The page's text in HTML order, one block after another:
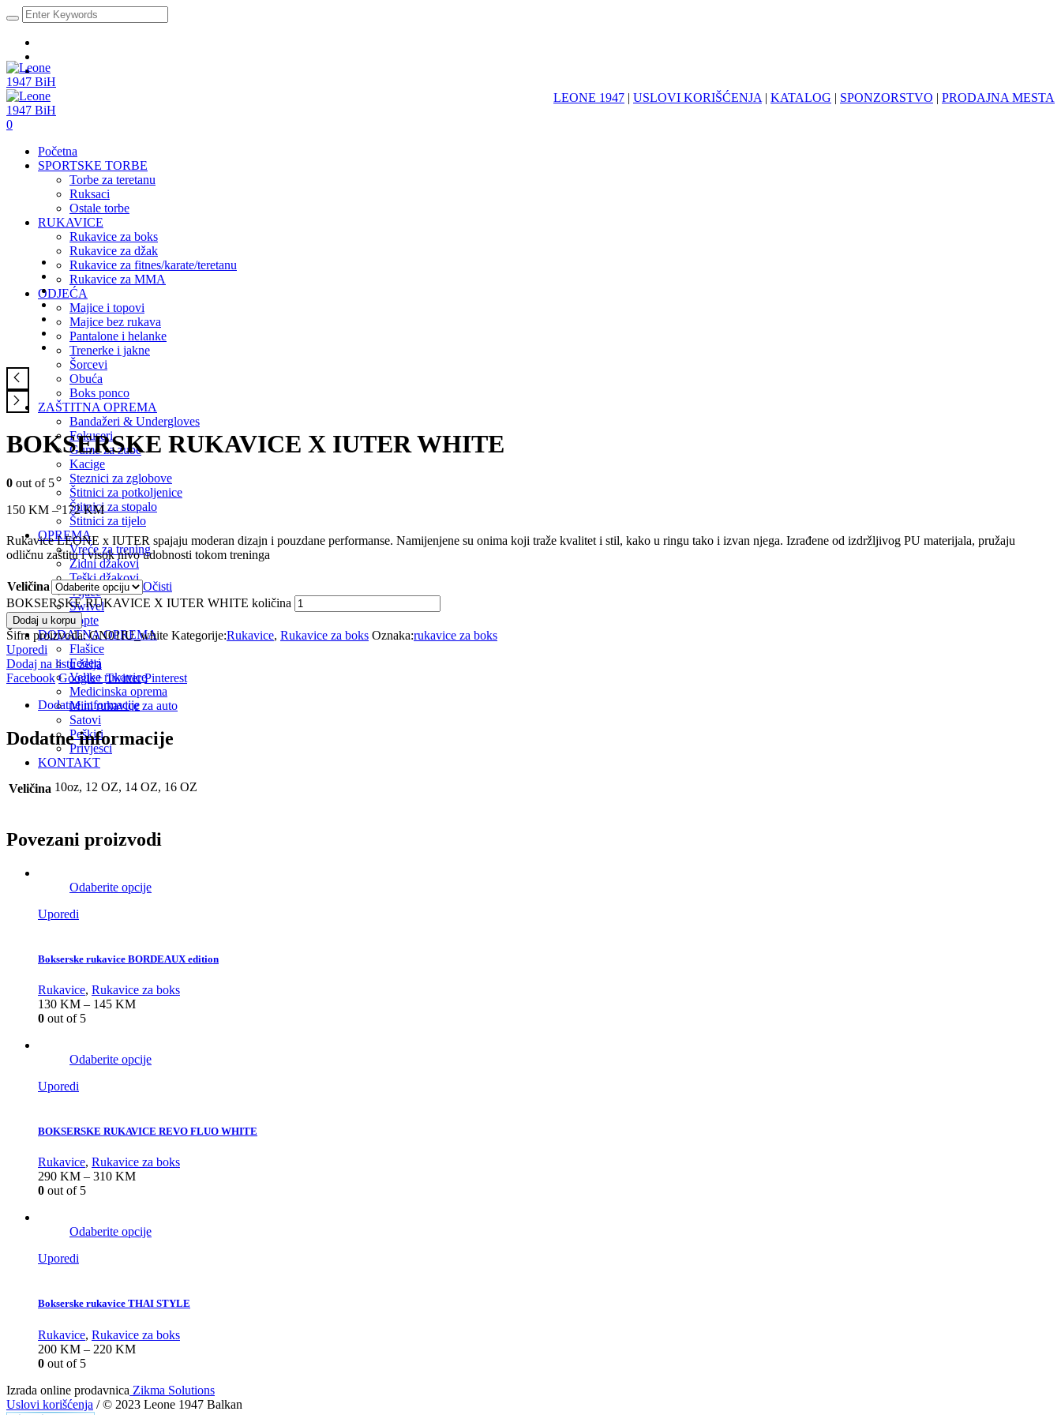
LEONE 1947 | USLOVI KORIŠĆENJA | KATALOG | SPONZORSTVO | PRODAJNA MESTA
0
Početna
SPORTSKE TORBE
Torbe za teretanu
Ruksaci
Ostale torbe
RUKAVICE
Rukavice za boks
Rukavice za džak
Rukavice za fitnes/karate/teretanu
Rukavice za MMA
ODJEĆA
Majice i topovi
Majice bez rukava
Pantalone i helanke
Trenerke i jakne
Šorcevi
Obuća
Boks ponco
ZAŠTITNA OPREMA
Bandažeri & Undergloves
Fokuseri
Gume za zube
Kacige
Steznici za zglobove
Štitnici za potkoljenice
Štitnici za stopalo
Štitnici za tijelo
OPREMA
Vreće za trening
Zidni džakovi
Teški džakovi
Vijače
Swivel
Lopte
DODATNA OPREMA
Flašice
Federi
Velike rukavice
Medicinska oprema
Mini rukavice za auto
Satovi
Peškiri
Privjesci
KONTAKT
BOKSERSKE RUKAVICE X IUTER WHITE
0 out of 5
150 KM –172 KM
Rukavice LEONE x IUTER spajaju moderan dizajn i pouzdane performanse. Namijenjene su onima koji traže kvalitet i stil, kako u ringu tako i izvan njega. Izrađene od izdržljivog PU materijala, pružaju
odličnu zaštitu i visok nivo udobnosti tokom treninga
Veličina
Očisti
BOKSERSKE RUKAVICE X IUTER WHITE količina
Dodaj u korpu
Šifra proizvoda:GN01IU_white Kategorije:Rukavice, Rukavice za boks Oznaka:rukavice za boks
Uporedi
Dodaj na listu želja
Facebook Google+ Twitter Pinterest
Dodatne informacije
Dodatne informacije
Veličina 10oz, 12 OZ, 14 OZ, 16 OZ
Povezani proizvodi
Odaberite opcije
Uporedi
Bokserske rukavice BORDEAUX edition
Rukavice, Rukavice za boks
130 KM – 145 KM
0 out of 5
Odaberite opcije
Uporedi
BOKSERSKE RUKAVICE REVO FLUO WHITE
Rukavice, Rukavice za boks
290 KM – 310 KM
0 out of 5
Odaberite opcije
Uporedi
Bokserske rukavice THAI STYLE
Rukavice, Rukavice za boks
200 KM – 220 KM
0 out of 5
Izrada online prodavnica Zikma Solutions
Uslovi korišćenja / © 2023 Leone 1947 Balkan